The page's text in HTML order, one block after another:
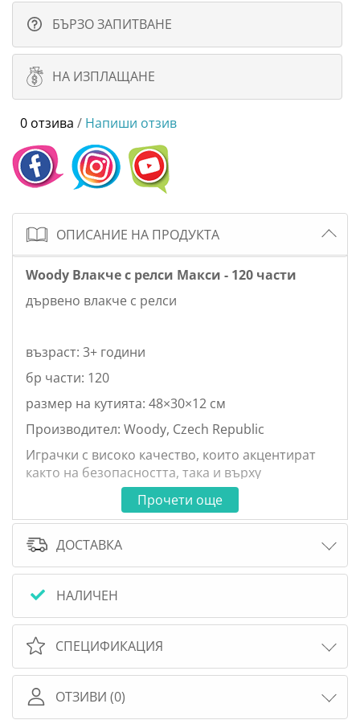
БЪРЗО ЗАПИТВАНЕ
НА ИЗПЛАЩАНЕ
0 отзива / Напиши отзив
ОПИСАНИЕ НА ПРОДУКТА
Woody Влакче с релси Макси - 120 части
дървено влакче с релси
възраст: 3+ години
бр части: 120
размер на кутията: 48×30×12 cм
Производител: Woody, Czech Republic
Играчки с високо качество, които акцентират
както на безопасността, така и върху
развитието на децата в различните етапи от
живота им по отношение на моторни умения,
обучение и психологическо развитие.
Всички детски играчки се тестват по най-
високите международни стандарти, като
повечето от тях са включени в програма
"безопасни играчки".
Тази програма предвижда най-високата
възможна гаранция за безопасност, с
постоянен и редовен мониторинг на
Прочети още
ДОСТАВКА
НАЛИЧЕН
СПЕЦИФИКАЦИЯ
ОТЗИВИ (0)